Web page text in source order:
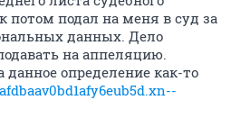
потом подал на меня в суд за
данных. Дело
на аппеляцию.
определение как-то